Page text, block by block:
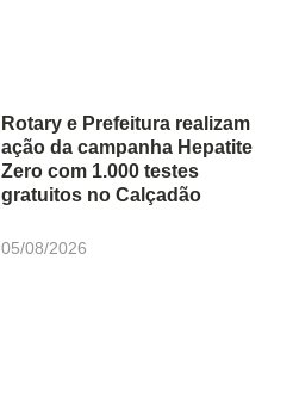
Rotary e Prefeitura realizam
ação da campanha Hepatite
Zero com 1.000 testes
gratuitos no Calçadão
05/08/2026